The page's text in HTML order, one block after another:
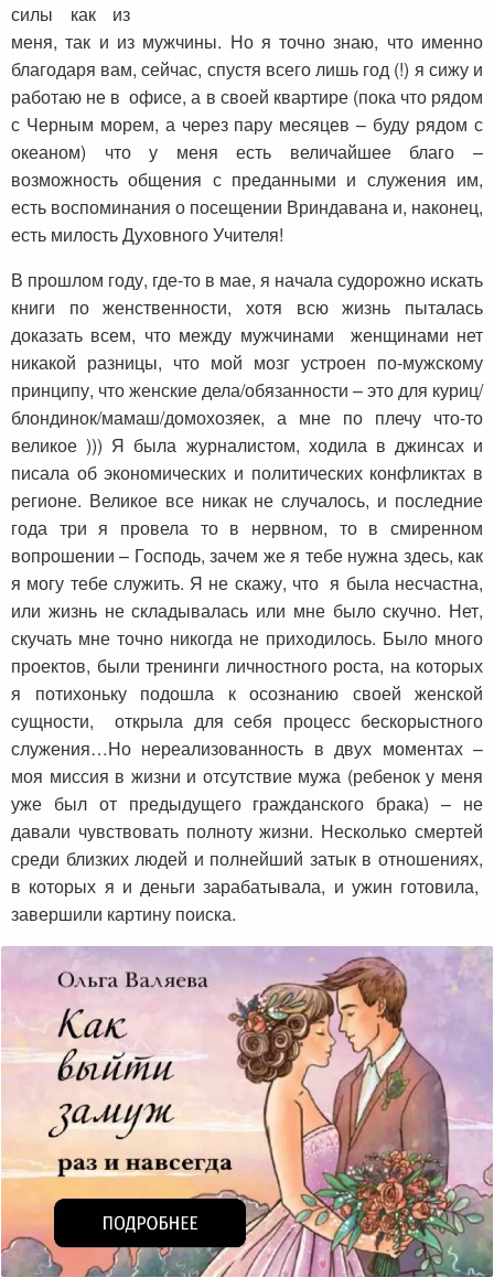
силы как из
меня, так и из мужчины. Но я точно знаю, что именно
благодаря вам, сейчас, спустя всего лишь год (!) я сижу и
работаю не в офисе, а в своей квартире (пока что рядом
с Черным морем, а через пару месяцев – буду рядом с
океаном) что у меня есть величайшее благо –
возможность общения с преданными и служения им,
есть воспоминания о посещении Вриндавана и, наконец,
есть милость Духовного Учителя!
В прошлом году, где-то в мае, я начала судорожно искать
книги по женственности, хотя всю жизнь пыталась
доказать всем, что между мужчинами женщинами нет
никакой разницы, что мой мозг устроен по-мужскому
принципу, что женские дела/обязанности – это для куриц/
блондинок/мамаш/домохозяек, а мне по плечу что-то
великое ))) Я была журналистом, ходила в джинсах и
писала об экономических и политических конфликтах в
регионе. Великое все никак не случалось, и последние
года три я провела то в нервном, то в смиренном
вопрошении – Господь, зачем же я тебе нужна здесь, как
я могу тебе служить. Я не скажу, что я была несчастна,
или жизнь не складывалась или мне было скучно. Нет,
скучать мне точно никогда не приходилось. Было много
проектов, были тренинги личностного роста, на которых
я потихоньку подошла к осознанию своей женской
сущности, открыла для себя процесс бескорыстного
служения…Но нереализованность в двух моментах –
моя миссия в жизни и отсутствие мужа (ребенок у меня
уже был от предыдущего гражданского брака) – не
давали чувствовать полноту жизни. Несколько смертей
среди близких людей и полнейший затык в отношениях,
в которых я и деньги зарабатывала, и ужин готовила,
завершили картину поиска.